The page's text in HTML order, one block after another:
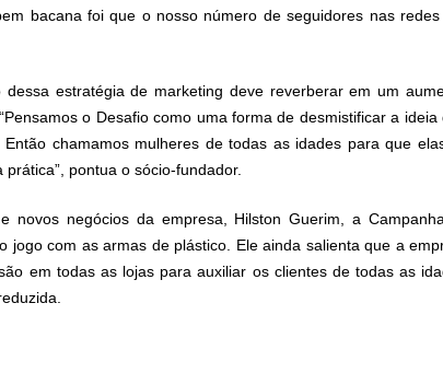
bacana foi que o nosso número de seguidores nas
estratégia de marketing deve reverberar em um
o Desafio como uma forma de desmistificar a
chamamos mulheres de todas as idades para que
pontua o sócio-fundador.
novos negócios da empresa, Hilston Guerim, a
jogo com as armas de plástico. Ele ainda salienta que a
em todas as lojas para auxiliar os clientes de todas as